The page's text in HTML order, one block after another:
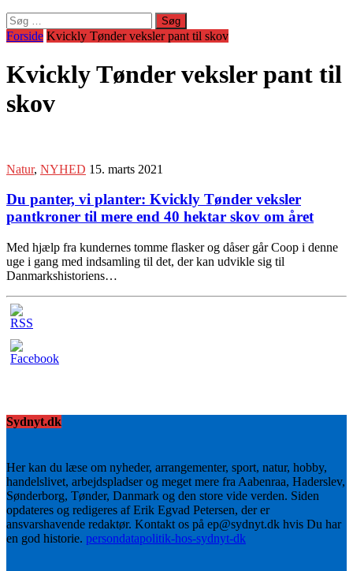
Søg
efter:
Forside Kvickly Tønder veksler pant til skov
Kvickly Tønder veksler pant til
skov
Natur, NYHED 15. marts 2021
Du panter, vi planter: Kvickly Tønder veksler
pantkroner til mere end 40 hektar skov om året
Med hjælp fra kundernes tomme flasker og dåser går Coop i denne
uge i gang med indsamling til det, der kan udvikle sig til
Danmarkshistoriens…
Sydnyt.dk
Her kan du læse om nyheder, arrangementer, sport, natur, hobby,
handelslivet, arbejdspladser og meget mere fra Aabenraa, Haderslev,
Sønderborg, Tønder, Danmark og den store vide verden. Siden
opdateres og redigeres af Erik Egvad Petersen, der er
ansvarshavende redaktør. Kontakt os på ep@sydnyt.dk hvis Du har
en god historie. persondatapolitik-hos-sydnyt-dk